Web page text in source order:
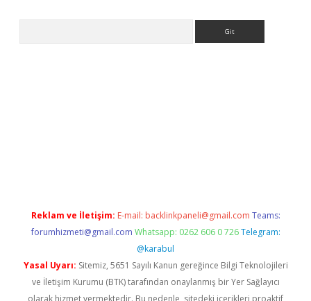
Reklam ve İletişim: E-mail: backlinkpaneli@gmail.com Teams:
forumhizmeti@gmail.com Whatsapp: 0262 606 0 726 Telegram:
@karabul
Yasal Uyarı: Sitemiz, 5651 Sayılı Kanun gereğince Bilgi Teknolojileri
ve İletişim Kurumu (BTK) tarafından onaylanmış bir Yer Sağlayıcı
olarak hizmet vermektedir. Bu nedenle, sitedeki içerikleri proaktif